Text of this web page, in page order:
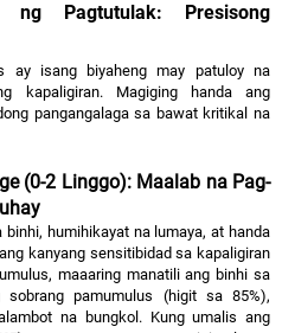
Pagtutulak: Presisong
ay isang biyaheng may patuloy na
kapaligiran. Magiging handa ang
pangangalaga sa bawat kritikal na
(0-2 Linggo): Maalab na Pag-
humihikayat na lumaya, at handa
kanyang sensitibidad sa kapaligiran
maaaring manatili ang binhi sa
pamumulus (higit sa 85%),
na bungkol. Kung umalis ang